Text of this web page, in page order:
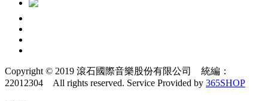
Copyright © 2019 滾石國際音樂股份有限公司 統編：
22012304 All rights reserved. Service Provided by 365SHOP